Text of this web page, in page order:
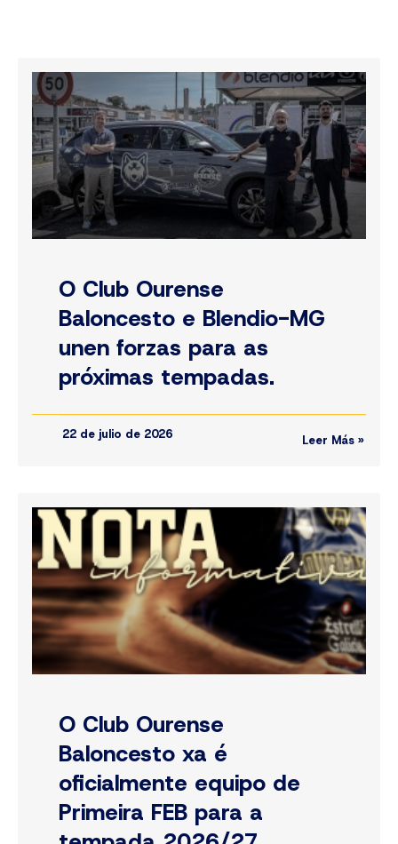
O Club Ourense
Baloncesto e Blendio-MG
unen forzas para as
próximas tempadas.
Leer Más »
22 de julio de 2026
O Club Ourense
Baloncesto xa é
oficialmente equipo de
Primeira FEB para a